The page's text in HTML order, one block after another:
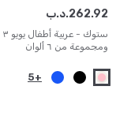
ومجموعة من ٦ ألوان
د.ب.262.92
+
5